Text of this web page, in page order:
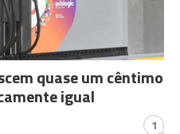
quase um cêntimo
igual
1